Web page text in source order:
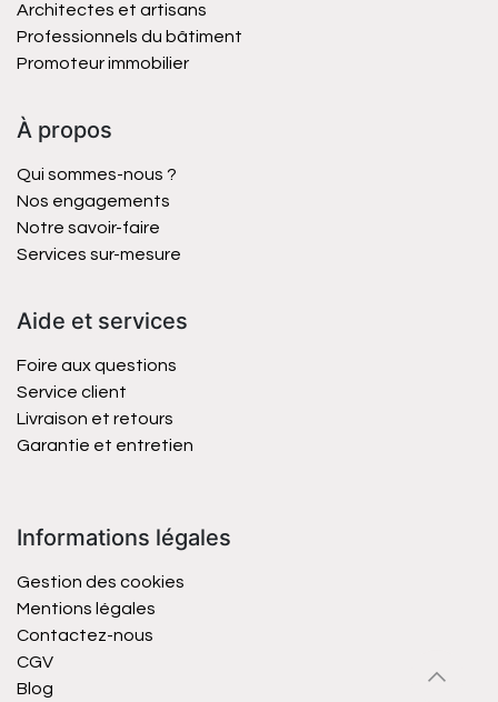
Architectes et artisans
Professionnels du bâtiment
Promoteur immobilier
À propos
Qui sommes-nous ?
Nos engagements
Notre savoir-faire
Services sur-mesure
Aide et services
Foire aux questions
Service client
Livraison et retours
Garantie et entretien
Informations légales
Gestion des cookies
Mentions légales
Contactez-nous
CGV
Blog